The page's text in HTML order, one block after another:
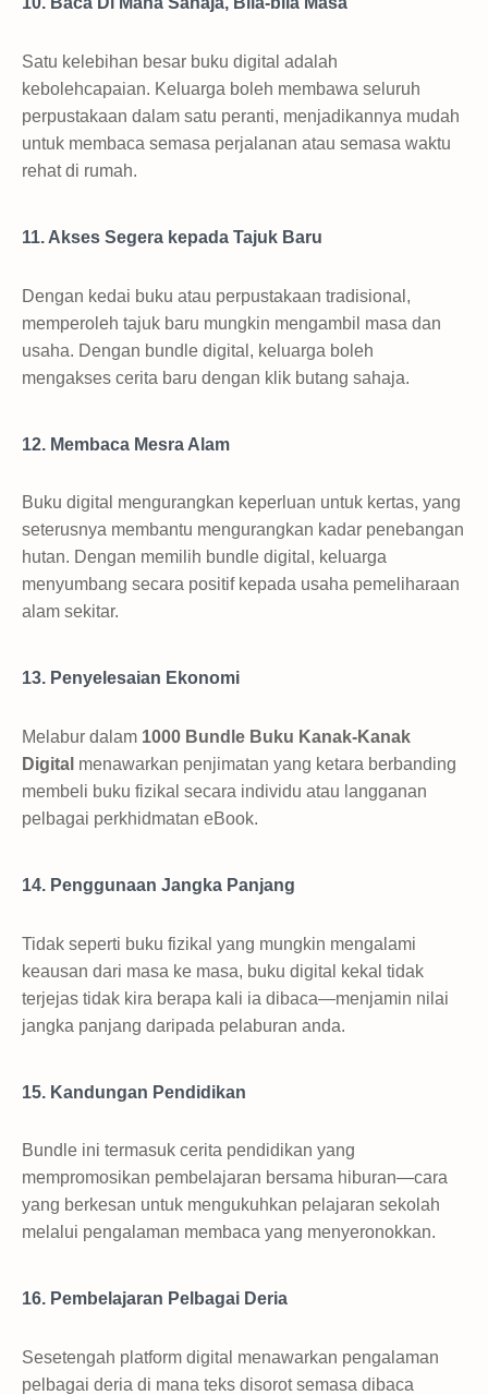
Satu kelebihan besar buku digital adalah
kebolehcapaian. Keluarga boleh membawa seluruh
perpustakaan dalam satu peranti, menjadikannya mudah
untuk membaca semasa perjalanan atau semasa waktu
rehat di rumah.
11. Akses Segera kepada Tajuk Baru
Dengan kedai buku atau perpustakaan tradisional,
memperoleh tajuk baru mungkin mengambil masa dan
usaha. Dengan bundle digital, keluarga boleh
mengakses cerita baru dengan klik butang sahaja.
12. Membaca Mesra Alam
Buku digital mengurangkan keperluan untuk kertas, yang
seterusnya membantu mengurangkan kadar penebangan
hutan. Dengan memilih bundle digital, keluarga
menyumbang secara positif kepada usaha pemeliharaan
alam sekitar.
13. Penyelesaian Ekonomi
Melabur dalam 1000 Bundle Buku Kanak-Kanak
Digital menawarkan penjimatan yang ketara berbanding
membeli buku fizikal secara individu atau langganan
pelbagai perkhidmatan eBook.
14. Penggunaan Jangka Panjang
Tidak seperti buku fizikal yang mungkin mengalami
keausan dari masa ke masa, buku digital kekal tidak
terjejas tidak kira berapa kali ia dibaca—menjamin nilai
jangka panjang daripada pelaburan anda.
15. Kandungan Pendidikan
Bundle ini termasuk cerita pendidikan yang
mempromosikan pembelajaran bersama hiburan—cara
yang berkesan untuk mengukuhkan pelajaran sekolah
melalui pengalaman membaca yang menyeronokkan.
16. Pembelajaran Pelbagai Deria
Sesetengah platform digital menawarkan pengalaman
pelbagai deria di mana teks disorot semasa dibaca